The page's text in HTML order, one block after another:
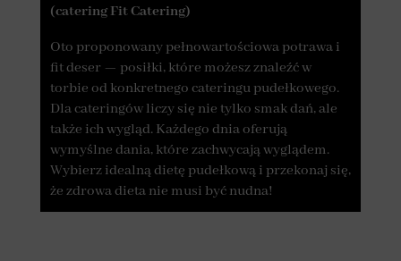
(catering Fit Catering)
Oto proponowany pełnowartościowa potrawa i
fit deser — posiłki, które możesz znaleźć w
torbie od konkretnego cateringu pudełkowego.
Dla cateringów liczy się nie tylko smak dań, ale
także ich wygląd. Każdego dnia oferują
wymyślne dania, które zachwycają wyglądem.
Wybierz idealną dietę pudełkową i przekonaj się,
że zdrowa dieta nie musi być nudna!